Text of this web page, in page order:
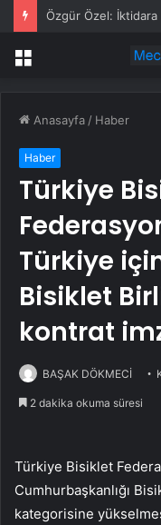
Menü
Anasayfa / Haber
Haber
Türkiye
Türkiye
Bisiklet
kontrat
BAŞAK DÖKMECİ
2 dakika okuma süresi
Türkiye Bisiklet
Cumhurbaşkanlığı
kategorisine